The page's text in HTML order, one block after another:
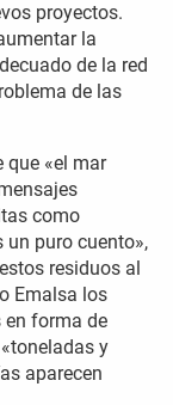
proyectos.
la
de la red
de las
que «el mar
como
un puro cuento»,
residuos al
Emalsa los
en forma de
y
aparecen